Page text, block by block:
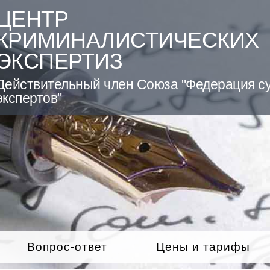
член Союза "Федерация
Вопрос-ответ Цены и тарифы